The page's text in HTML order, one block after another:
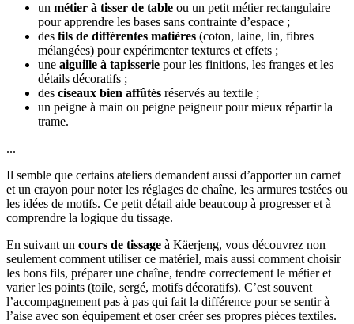
un métier à tisser de table ou un petit métier rectangulaire
pour apprendre les bases sans contrainte d’espace ;
des fils de différentes matières (coton, laine, lin, fibres
mélangées) pour expérimenter textures et effets ;
une aiguille à tapisserie pour les finitions, les franges et les
détails décoratifs ;
des ciseaux bien affûtés réservés au textile ;
un peigne à main ou peigne peigneur pour mieux répartir la
trame.
...
Il semble que certains ateliers demandent aussi d’apporter un carnet
et un crayon pour noter les réglages de chaîne, les armures testées ou
les idées de motifs. Ce petit détail aide beaucoup à progresser et à
comprendre la logique du tissage.
En suivant un cours de tissage à Käerjeng, vous découvrez non
seulement comment utiliser ce matériel, mais aussi comment choisir
les bons fils, préparer une chaîne, tendre correctement le métier et
varier les points (toile, sergé, motifs décoratifs). C’est souvent
l’accompagnement pas à pas qui fait la différence pour se sentir à
l’aise avec son équipement et oser créer ses propres pièces textiles.